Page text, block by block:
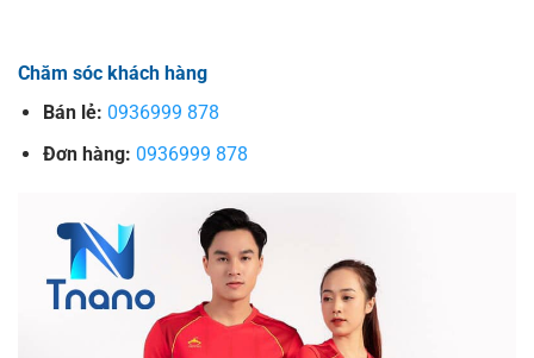
Chăm sóc khách hàng
Bán lẻ: 0936999 878
Đơn hàng: 0936999 878